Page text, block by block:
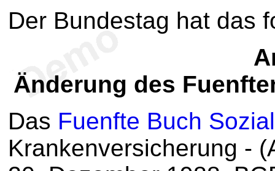
Der Bundestag hat das
Änderung des
Das Fuenfte Buch
Krankenversicherung -